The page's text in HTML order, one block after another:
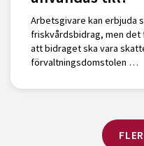
Arbetsgivare kan erbjuda
friskvårdsbidrag, men det
att bidraget ska vara
förvaltningsdomstolen …